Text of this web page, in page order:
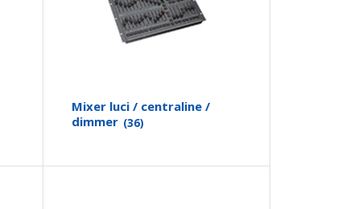
Mixer luci / centraline /
dimmer (36)